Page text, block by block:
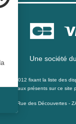
Une société du
2012 fixant la liste des
médicaux présents sur ce
- 15 Rue des Découvertes